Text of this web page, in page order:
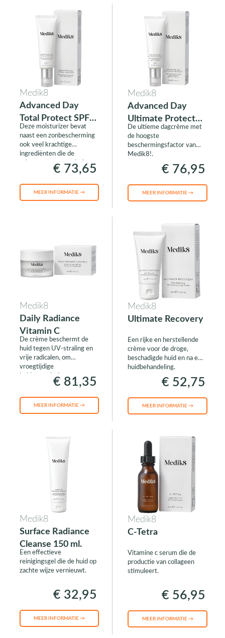
Medik8
Advanced Day
Total Protect SPF
30
Deze moisturizer bevat
naast een zonbescherming
ook veel krachtige
ingrediënten die de
tekenen van veroudering
€ 73,65
MEER INFORMATIE →
Medik8
Advanced Day
Ultimate Protect
SPF50
De ultieme dagcrème met
de hoogste
beschermingsfactor van
Medik8!.
€ 76,95
MEER INFORMATIE →
Medik8
Daily Radiance
Vitamin C
De crème beschermt de
huid tegen UV-straling en
vrije radicalen, om
vroegtijdige
huidveroudering te€ 81,35
MEER INFORMATIE →
Medik8
Ultimate Recovery
Een rijke en herstellende
crème voor de droge,
beschadigde huid en na een
huidbehandeling.
€ 52,75
MEER INFORMATIE →
Medik8
Surface Radiance
Cleanse 150 ml.
Een effectieve
reinigingsgel die de huid op
zachte wijze vernieuwt.
€ 32,95
MEER INFORMATIE →
Medik8
C-Tetra
Vitamine c serum die de
productie van collageen
stimuleert.
€ 56,95
MEER INFORMATIE →